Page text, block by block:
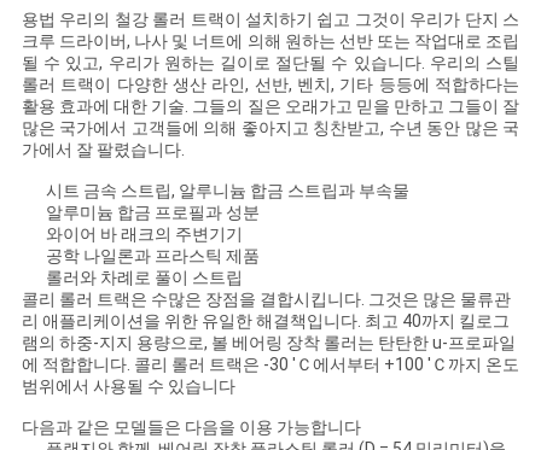
이
스
조
회
를
요
청
하
용법 우리의 철강 롤러 트랙이 설치하기 쉽고 그것이 우리가 단지 스
크루 드라이버, 나사 및 너트에 의해 원하는 선반 또는 작업대로 조립
될 수 있고, 우리가 원하는 길이로 절단될 수 있습니다. 우리의 스틸
롤러 트랙이 다양한 생산 라인, 선반, 벤치, 기타 등등에 적합하다는
활용 효과에 대한 기술. 그들의 질은 오래가고 믿을 만하고 그들이 잘
많은 국가에서 고객들에 의해 좋아지고 칭찬받고, 수년 동안 많은 국
가에서 잘 팔렸습니다.
시트 금속 스트립, 알루니늄 합금 스트립과 부속물
알루미늄 합금 프로필과 성분
와이어 바 래크의 주변기기
공학 나일론과 프라스틱 제품
롤러와 차례로 풀이 스트립
콜리 롤러 트랙은 수많은 장점을 결합시킵니다. 그것은 많은 물류관
리 애플리케이션을 위한 유일한 해결책입니다. 최고 40까지 킬로그
램의 하중-지지 용량으로, 볼 베어링 장착 롤러는 탄탄한 u-프로파일
에 적합합니다. 콜리 롤러 트랙은 -30 'Ｃ에서부터 +100 'Ｃ까지 온도
범위에서 사용될 수 있습니다
다음과 같은 모델들은 다음을 이용 가능합니다